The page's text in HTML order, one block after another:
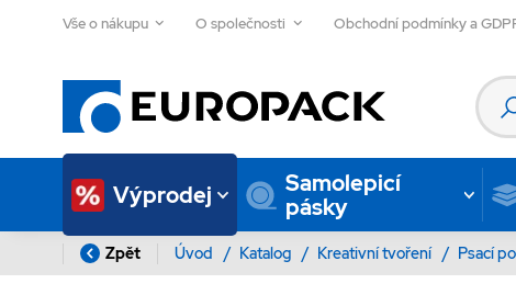
Vše o nákupu O společnosti Obchodní podmínky a
Výprodej
Samolepicí
pásky
Zpět Úvod / Katalog / Kreativní tvoření / Psací